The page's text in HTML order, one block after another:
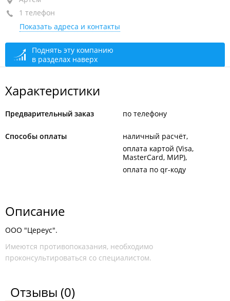
+7 (423-37) 6-18-11
сегодня закрыто
1 телефон
Показать адреса и контакты
Поднять эту компанию
в разделах наверх
Характеристики
Предварительный заказ по телефону
Способы оплаты
наличный расчёт
оплата картой (Visa,
MasterCard, МИР)
оплата по qr-коду
Описание
ООО "Цереус".
Имеются противопоказания, необходимо
проконсультироваться со специалистом.
Отзывы (0)